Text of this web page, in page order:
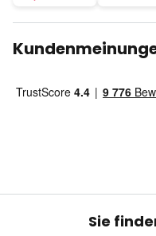
Sie